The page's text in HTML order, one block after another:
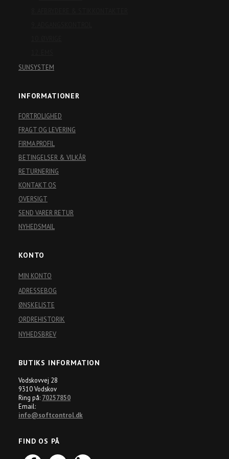
SUNSYSTEM
INFORMATIONER
FORTROLIGHED
FRAGT OG LEVERING
FIRMA PROFIL
BETINGELSER & VILKÅR
RETURNERING
KONTAKT OS
OVERSIGT
SEND VARER RETUR
NYHEDSMAIL
KONTO
MIN KONTO
ADRESSEBOG
ØNSKELISTE
ORDREHISTORIK
NYHEDSBREV
BUTIKS INFORMATION
Vodskovvej 28
9310 Vodskov
Ring på: 70257850
Email:
info@softcontrol.dk
FIND OS PÅ